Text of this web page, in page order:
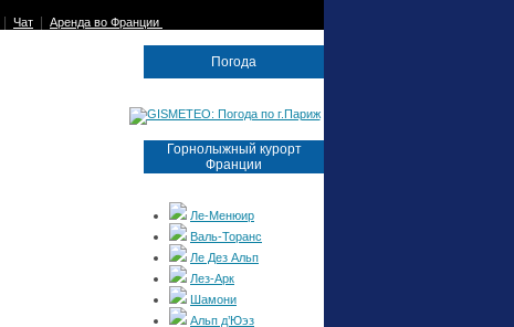
Чат Аренда во Франции
Погода
Горнолыжный курорт
Франции
Ле-Менюир
Валь­-Торанс
Ле Дез Альп
Лез-Арк
Шамони
Альп д’Юэз